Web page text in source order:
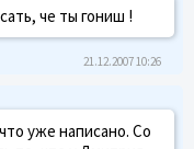
че ты гониш !
21.12.2007 10:26
уже написано. Со